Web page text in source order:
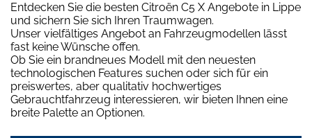
Entdecken Sie die besten Citroën C5 X Angebote in Lippe
und sichern Sie sich Ihren Traumwagen.
Unser vielfältiges Angebot an Fahrzeugmodellen lässt
fast keine Wünsche offen.
Ob Sie ein brandneues Modell mit den neuesten
technologischen Features suchen oder sich für ein
preiswertes, aber qualitativ hochwertiges
Gebrauchtfahrzeug interessieren, wir bieten Ihnen eine
breite Palette an Optionen.